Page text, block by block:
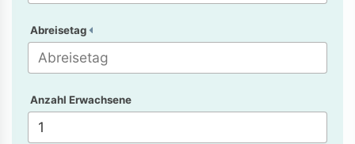
Abreisetag
Anzahl Erwachsene